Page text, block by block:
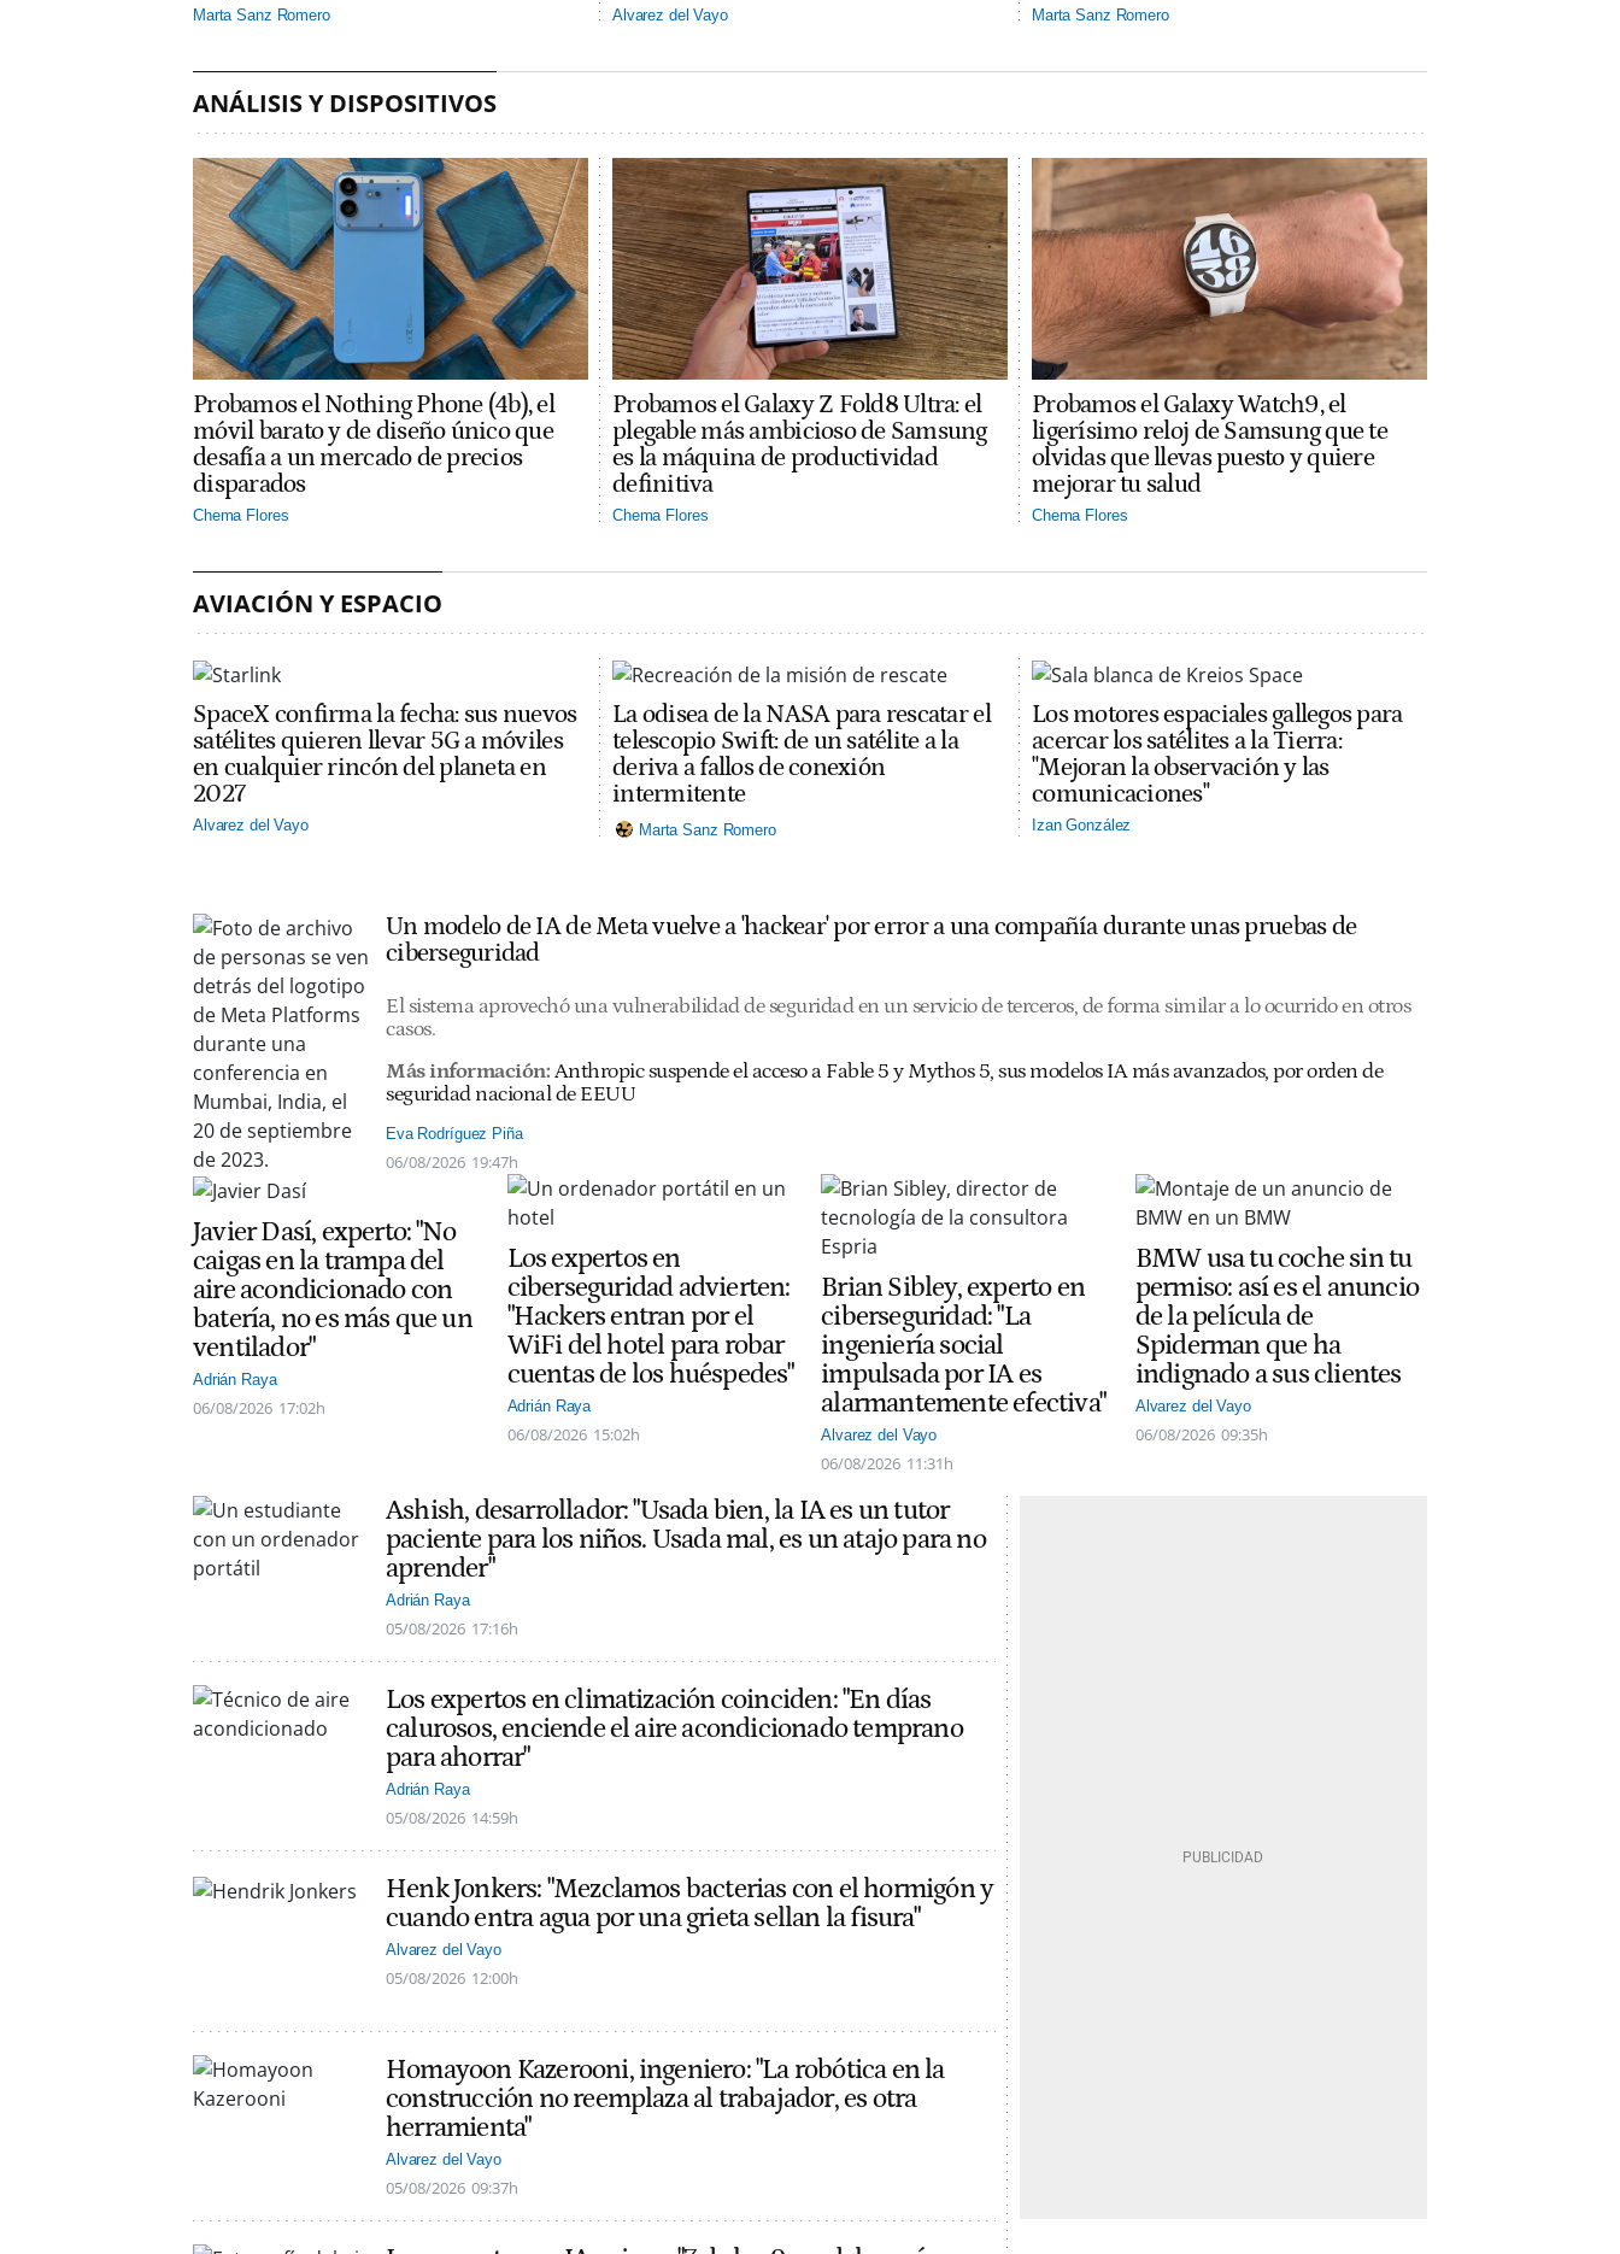
Marta Sanz Romero Alvarez del Vayo Marta Sanz Romero
ANÁLISIS Y DISPOSITIVOS
Probamos el Nothing Phone (4b), el
móvil barato y de diseño único que
desafía a un mercado de precios
disparados
Chema Flores
Probamos el Galaxy Z Fold8 Ultra: el
plegable más ambicioso de Samsung
es la máquina de productividad
definitiva
Chema Flores
Probamos el Galaxy Watch9, el
ligerísimo reloj de Samsung que te
olvidas que llevas puesto y quiere
mejorar tu salud
Chema Flores
AVIACIÓN Y ESPACIO
SpaceX confirma la fecha: sus nuevos
satélites quieren llevar 5G a móviles
en cualquier rincón del planeta en
2027
Alvarez del Vayo
La odisea de la NASA para rescatar el
telescopio Swift: de un satélite a la
deriva a fallos de conexión
intermitente
Marta Sanz Romero
Los motores espaciales gallegos para
acercar los satélites a la Tierra:
"Mejoran la observación y las
comunicaciones"
Izan González
Un modelo de IA de Meta vuelve a 'hackear' por error a una compañía durante unas pruebas de
ciberseguridad
El sistema aprovechó una vulnerabilidad de seguridad en un servicio de terceros, de forma similar a lo ocurrido en otros
casos.
Más información: Anthropic suspende el acceso a Fable 5 y Mythos 5, sus modelos IA más avanzados, por orden de
seguridad nacional de EEUU
Eva Rodríguez Piña
06/08/2026 19:47h
Javier Dasí, experto: "No
caigas en la trampa del
aire acondicionado con
batería, no es más que un
ventilador"
Adrián Raya
06/08/2026 17:02h
Los expertos en
ciberseguridad advierten:
"Hackers entran por el
WiFi del hotel para robar
cuentas de los huéspedes"
Adrián Raya
06/08/2026 15:02h
Brian Sibley, experto en
ciberseguridad: "La
ingeniería social
impulsada por IA es
alarmantemente efectiva"
Alvarez del Vayo
06/08/2026 11:31h
BMW usa tu coche sin tu
permiso: así es el anuncio
de la película de
Spiderman que ha
indignado a sus clientes
Alvarez del Vayo
06/08/2026 09:35h
Ashish, desarrollador: "Usada bien, la IA es un tutor
paciente para los niños. Usada mal, es un atajo para no
aprender"
Adrián Raya
05/08/2026 17:16h
Los expertos en climatización coinciden: "En días
calurosos, enciende el aire acondicionado temprano
para ahorrar"
Adrián Raya
05/08/2026 14:59h
Henk Jonkers: "Mezclamos bacterias con el hormigón y
cuando entra agua por una grieta sellan la fisura"
Alvarez del Vayo
05/08/2026 12:00h
Homayoon Kazerooni, ingeniero: "La robótica en la
construcción no reemplaza al trabajador, es otra
herramienta"
Alvarez del Vayo
05/08/2026 09:37h